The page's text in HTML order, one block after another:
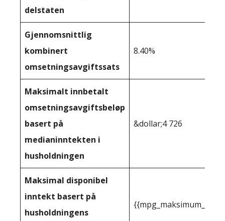
delstaten
Gjennomsnittlig
kombinert
omsetningsavgiftssats
8.40%
Maksimalt innbetalt
omsetningsavgiftsbeløp
basert på
medianinntekten i
husholdningen
&dollar;4 726
Maksimal disponibel
inntekt basert på
husholdningens